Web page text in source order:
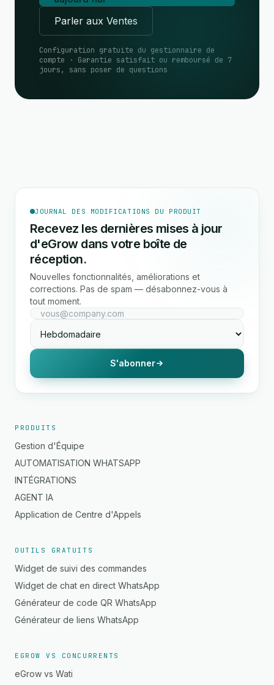
Parler aux Ventes
Configuration gratuite du gestionnaire de
compte · Garantie satisfait ou remboursé de 7
jours, sans poser de questions
JOURNAL DES MODIFICATIONS DU PRODUIT
Recevez les dernières mises à jour
d'eGrow dans votre boîte de
réception.
Nouvelles fonctionnalités, améliorations et
corrections. Pas de spam — désabonnez-vous à
tout moment.
S'abonner
PRODUITS
Gestion d'Équipe
AUTOMATISATION WHATSAPP
INTÉGRATIONS
AGENT IA
Application de Centre d'Appels
OUTILS GRATUITS
Widget de suivi des commandes
Widget de chat en direct WhatsApp
Générateur de code QR WhatsApp
Générateur de liens WhatsApp
EGROW VS CONCURRENTS
eGrow vs Wati